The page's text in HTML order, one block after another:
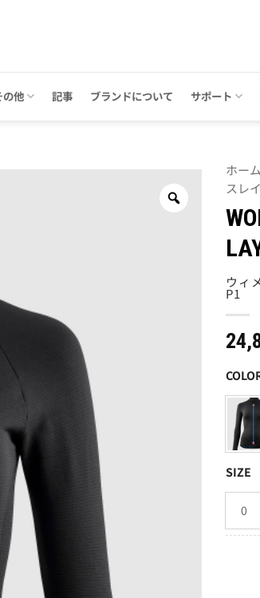
の他 記事 ブランドについて サポート
Zoom
ホーム
スレ
ウィ
P1
SIZE
0